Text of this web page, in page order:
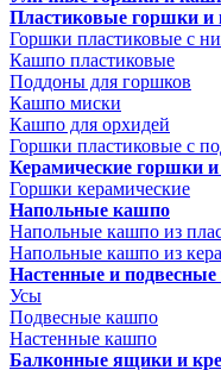
Пластиковые горшки и
Горшки пластиковые с
Кашпо пластиковые
Поддоны для горшков
Кашпо миски
Кашпо для орхидей
Горшки пластиковые с
Керамические горшки
Горшки керамические
Напольные кашпо
Напольные кашпо из
Напольные кашпо из
Настенные и
Усы
Подвесные кашпо
Настенные кашпо
Балконные ящики и